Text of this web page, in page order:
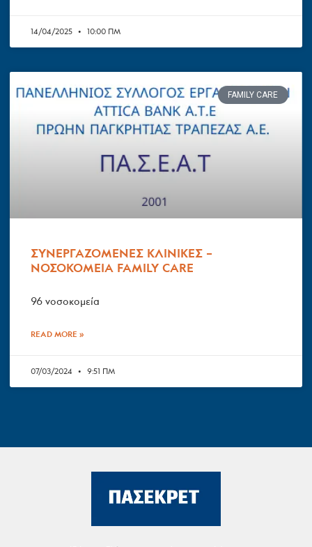
14/04/2025 10:00 ΠΜ
FAMILY CARE
ΣΥΝΕΡΓΑΖΟΜΕΝΕΣ ΚΛΙΝΙΚΕΣ –
ΝΟΣΟΚΟΜΕΙΑ FAMILY CARE
96 νοσοκομεία
READ MORE »
07/03/2024 9:51 ΠΜ